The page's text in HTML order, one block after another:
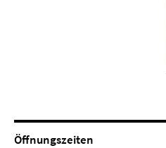
Öffnungszeiten